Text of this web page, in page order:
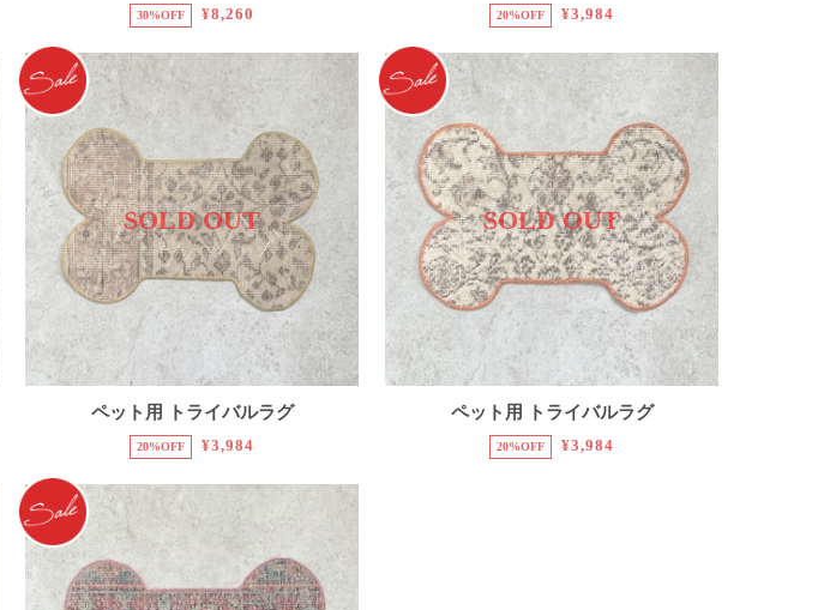
30%OFF ¥8,260 20%OFF ¥3,984
SOLD OUT
ペット用 トライバルラグ
20%OFF ¥3,984
SOLD OUT
ペット用 トライバルラグ
20%OFF ¥3,984